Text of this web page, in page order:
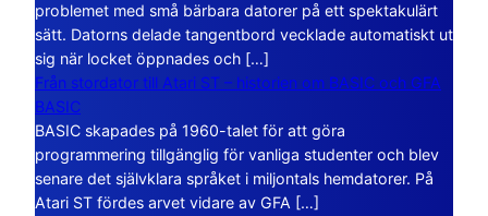
problemet med små bärbara datorer på ett spektakulärt
sätt. Datorns delade tangentbord vecklade automatiskt ut
sig när locket öppnades och […]
Från stordator till Atari ST – historien om BASIC och GFA
BASIC
BASIC skapades på 1960-talet för att göra
programmering tillgänglig för vanliga studenter och blev
senare det självklara språket i miljontals hemdatorer. På
Atari ST fördes arvet vidare av GFA […]